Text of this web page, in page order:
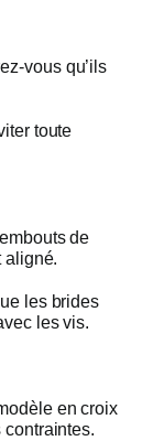
vous qu’ils
toute
de
aligné.
les brides
les vis.
en croix
contraintes.